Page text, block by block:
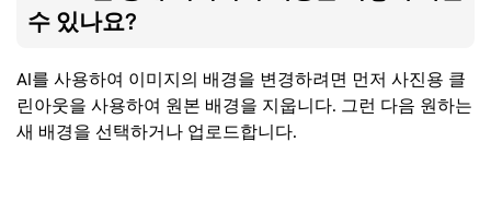
수 있나요?
AI를 사용하여 이미지의 배경을 변경하려면 먼저 사진용 클
린아웃을 사용하여 원본 배경을 지웁니다. 그런 다음 원하는
새 배경을 선택하거나 업로드합니다.